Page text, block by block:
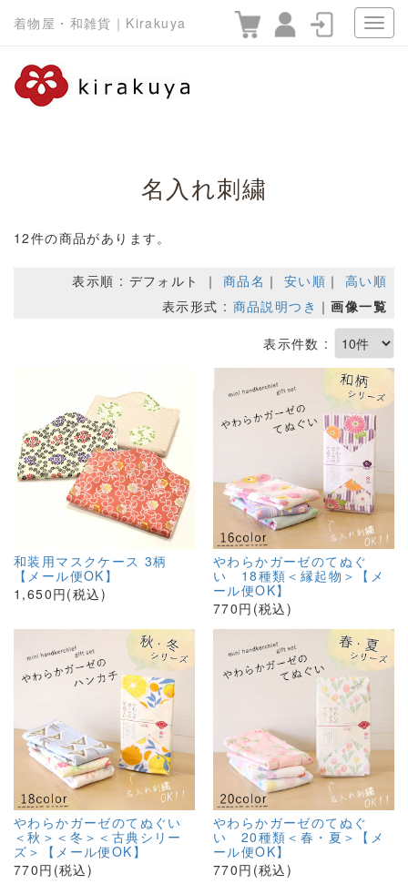
着物屋・和雑貨｜Kirakuya
名入れ刺繍
12件の商品があります。
表示順 : デフォルト ｜ 商品名 ｜ 安い順 ｜ 高い順
表示形式 : 商品説明つき ｜画像一覧
表示件数 :
和装用マスクケース 3柄
【メール便OK】
1,650円(税込)
やわらかガーゼのてぬぐ
い 18種類＜縁起物＞【メ
ール便OK】
770円(税込)
やわらかガーゼのてぬぐい
＜秋＞＜冬＞＜古典シリー
ズ＞【メール便OK】
770円(税込)
やわらかガーゼのてぬぐ
い 20種類＜春・夏＞【メ
ール便OK】
770円(税込)